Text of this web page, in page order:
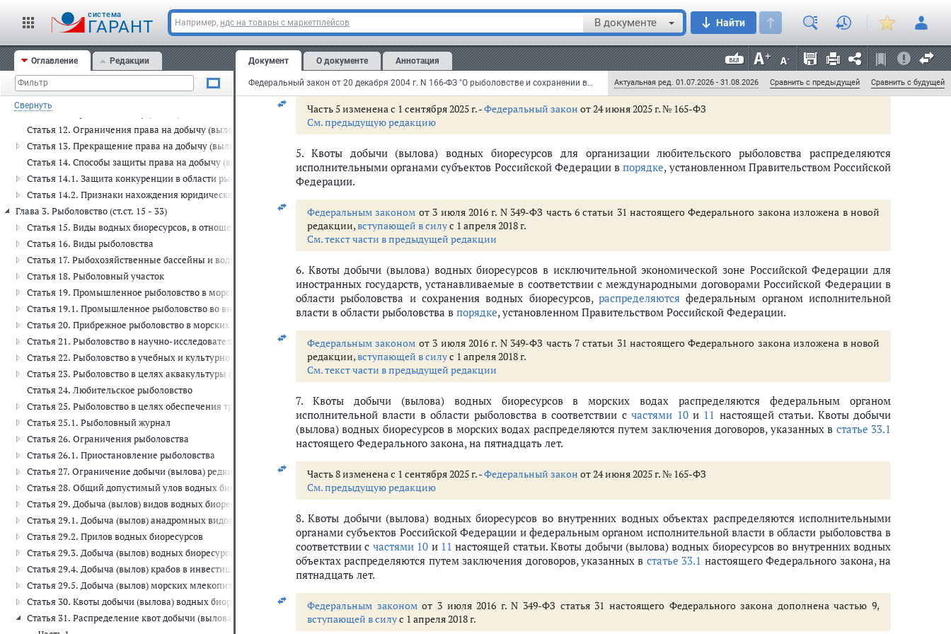
cистема
ГАРАНТ Например, ндс на товары с маркетплейсов В документе Найти
Оглавление Редакции
Свернуть
Статья 7.2. Рыбохозяйственные мероприятия
Статья 7.3. Научная деятельность в области рыболовства и сохранения водных биоресурсов
Статья 8 (утратила силу)
Статья 9 (утратила силу)
Глава 2. Права на водные биоресурсы (ст.ст. 10 - 14.2)
Статья 10. Право собственности на водные биоресурсы
Статья 11. Право на добычу (вылов) водных биоресурсов
Статья 12. Ограничения права на добычу (вылов) водных биоресурсов
Статья 13. Прекращение права на добычу (вылов) водных биоресурсов
Статья 14. Способы защиты права на добычу (вылов) водных биоресурсов
Статья 14.1. Защита конкуренции в области рыболовства и сохранения водных биоресурсов
Статья 14.2. Признаки нахождения юридического лица под контролем иностранного инвестора или группы лиц, в которую входит иностранный инвестор
Глава 3. Рыболовство (ст.ст. 15 - 33)
Статья 15. Виды водных биоресурсов, в отношении которых осуществляется рыболовство
Статья 16. Виды рыболовства
Статья 17. Рыбохозяйственные бассейны и водные объекты рыбохозяйственного значения
Статья 18. Рыболовный участок
Статья 19. Промышленное рыболовство в морских водах, открытом море и районах действия международных договоров
Статья 19.1. Промышленное рыболовство во внутренних водных объектах
Статья 20. Прибрежное рыболовство в морских водах и в районах действия международных договоров
Статья 21. Рыболовство в научно-исследовательских и контрольных целях
Статья 22. Рыболовство в учебных и культурно-просветительских целях
Статья 23. Рыболовство в целях аквакультуры (рыбоводства)
Статья 24. Любительское рыболовство
Статья 25. Рыболовство в целях обеспечения традиционного образа жизни и осуществления традиционной хозяйственной деятельности коренных малочисленных народов Севера, Сибири и Дальнего Востока
Статья 25.1. Рыболовный журнал
Статья 26. Ограничения рыболовства
Статья 26.1. Приостановление рыболовства
Статья 27. Ограничение добычи (вылова) редких и находящихся под угрозой исчезновения видов водных биоресурсов
Статья 28. Общий допустимый улов водных биоресурсов
Статья 29. Добыча (вылов) видов водных биоресурсов, в отношении которых ранее не осуществлялись промышленное рыболовство и (или) прибрежное рыболовство, или водных биоресурсов в новых районах их
Статья 29.1. Добыча (вылов) анадромных видов рыб во внутренних водах Российской Федерации и в территориальном море Российской Федерации
Статья 29.2. Прилов водных биоресурсов
Статья 29.3. Добыча (вылов) водных биоресурсов, за исключением крабов, в инвестиционных целях
Статья 29.4. Добыча (вылов) крабов в инвестиционных целях
Статья 29.5. Добыча (вылов) морских млекопитающих
Статья 30. Квоты добычи (вылова) водных биоресурсов
Статья 31. Распределение квот добычи (вылова) водных биоресурсов между лицами, у которых возникает право на добычу (вылов) водных биоресурсов, и закрепление долей квот добычи (вылова) водных
Документ О документе Аннотация
Федеральный закон от 20 декабря 2004 г. N 166-ФЗ "О рыболовстве и сохранении водных биологических ресурсов" (с изменениями и дополнениями) Актуальная ред. 01.07.2026 - 31.08.2026 Сравнить с предыдущей Сравнить с будущей
4.Порядок
распределения объема части общего допустимого улова водных биоресурсов, утвержденного
применительно к квоте добычи (вылова) водных биоресурсов на инвестиционные цели или к квоте добычи (вылова)
водных биоресурсов в инвестиционных целях - 2022, между лицами, с которыми заключены соответствующие
договоры о закреплении и предоставлении доли такой квоты, устанавливается Правительством Российской
Федерации.
Часть 5 изменена с 1 сентября 2025 г. -Федеральный закон от 24 июня 2025 г. № 165-ФЗ
См. предыдущую редакцию
5. Квоты добычи (вылова) водных биоресурсов для организации любительского рыболовства распределяются
исполнительными органами субъектов Российской Федерации впорядке, установленном Правительством Российской
Федерации.
Федеральным законом от 3 июля 2016 г. N 349-ФЗ часть 6 статьи 31 настоящего Федерального закона изложена в новой
редакции,вступающей в силус 1 апреля 2018 г.
См. текст части в предыдущей редакции
6. Квоты добычи (вылова) водных биоресурсов в исключительной экономической зоне Российской Федерации для
иностранных государств, устанавливаемые в соответствии с международными договорами Российской Федерации в
области рыболовства и сохранения водных биоресурсов, распределяются федеральным органом исполнительной
власти в области рыболовства в порядке, установленном Правительством Российской Федерации.
Федеральным законом от 3 июля 2016 г. N 349-ФЗ часть 7 статьи 31 настоящего Федерального закона изложена в новой
редакции,вступающей в силус 1 апреля 2018 г.
См. текст части в предыдущей редакции
7. Квоты добычи (вылова) водных биоресурсов в морских водах распределяются федеральным органом
исполнительной власти в области рыболовства в соответствии счастями 10и 11 настоящей статьи. Квоты добычи
(вылова) водных биоресурсов в морских водах распределяются путем заключения договоров, указанных в статье 33.1
настоящего Федерального закона, на пятнадцать лет.
Часть 8 изменена с 1 сентября 2025 г. -Федеральный закон от 24 июня 2025 г. № 165-ФЗ
См. предыдущую редакцию
8. Квоты добычи (вылова) водных биоресурсов во внутренних водных объектах распределяются исполнительными
органами субъектов Российской Федерации и федеральным органом исполнительной власти в области рыболовства в
соответствии с частями 10 и 11 настоящей статьи. Квоты добычи (вылова) водных биоресурсов во внутренних водных
объектах распределяются путем заключения договоров, указанных в статье 33.1 настоящего Федерального закона, на
пятнадцать лет.
Федеральным закономот 3 июля 2016 г. N 349-ФЗ статья 31 настоящего Федерального закона дополнена частью 9,
вступающей в силус 1 апреля 2018 г.